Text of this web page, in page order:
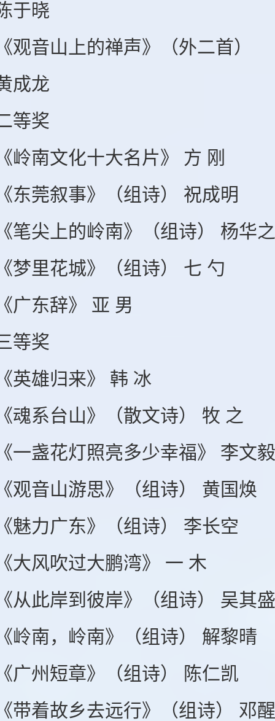
晓
山上的禅声》（外二首）
龙
奖
文化十大名片》 方 刚
叙事》（组诗） 祝成明
上的岭南》（组诗） 杨华之
花城》（组诗） 七 勺
辞》 亚 男
奖
归来》 韩 冰
台山》（散文诗） 牧 之
花灯照亮多少幸福》 李文毅
山游思》（组诗） 黄国焕
广东》（组诗） 李长空
吹过大鹏湾》 一 木
岸到彼岸》（组诗） 吴其盛
，岭南》（组诗） 解黎晴
短章》（组诗） 陈仁凯
故乡去远行》（组诗） 邓